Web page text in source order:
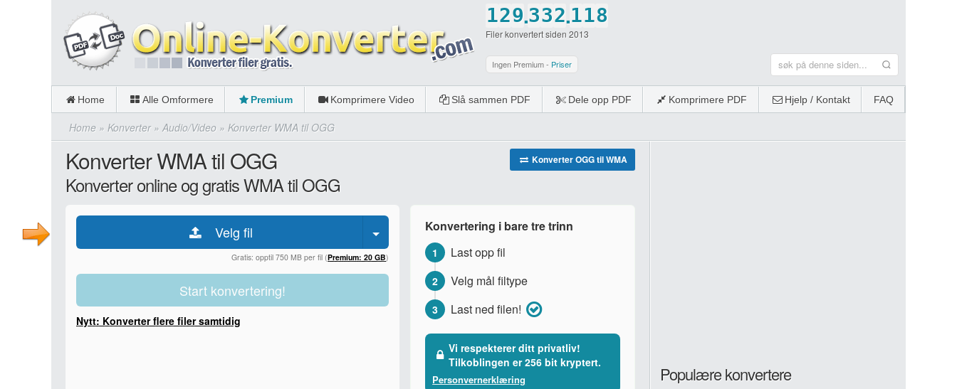
1
2
3
4
5
6
0
2
3
4
5
6
7
9
0
.3
4
5
6
7
8
9
3
4
5
6
7
8
9
2
3
4
5
6
7
8
.1
2
3
4
5
6
7
0
1
2
4
5
6
7
8
Filer konvertert siden 2013
Ingen Premium - Priser
Home Alle Omformere Premium Komprimere Video Slå sammen PDF Dele opp PDF Komprimere PDF Hjelp / Kontakt FAQ
Home » Konverter» Audio/Video » Konverter WMA til OGG
Konverter OGG til WMA
Konverter WMA til OGG
Konverter online og gratis WMA til OGG
Velg fil
Gratis: opptil 750 MB per fil (Premium: 20 GB)
Start konvertering!
Nytt: Konverter flere filer samtidig
Konvertering i bare tre trinn
1 Last opp fil
2 Velg mål filtype
3 Last ned filen!
Vi respekterer ditt privatliv!
Tilkoblingen er 256 bit kryptert.
Personvernerklæring Populære konvertere